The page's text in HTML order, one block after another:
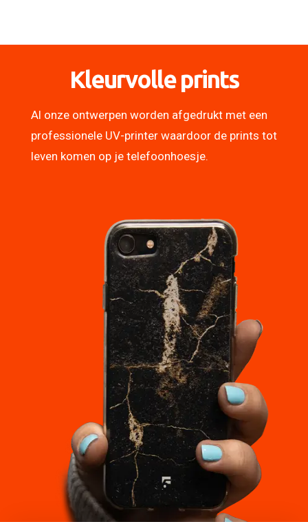
Kleurvolle prints
Al onze ontwerpen worden afgedrukt met een
professionele UV-printer waardoor de prints tot
leven komen op je telefoonhoesje.